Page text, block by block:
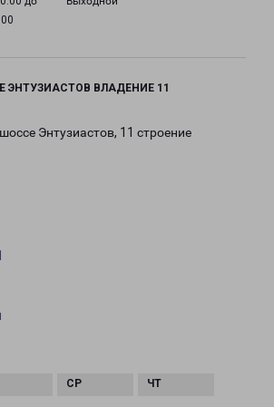
ВЛАДЕНИЕ 11
Энтузиастов, 11 строение